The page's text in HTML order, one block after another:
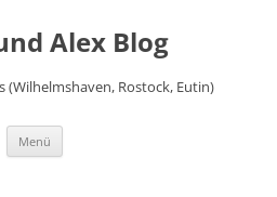
Alex Blog
(Wilhelmshaven, Rostock, Eutin)
Menü